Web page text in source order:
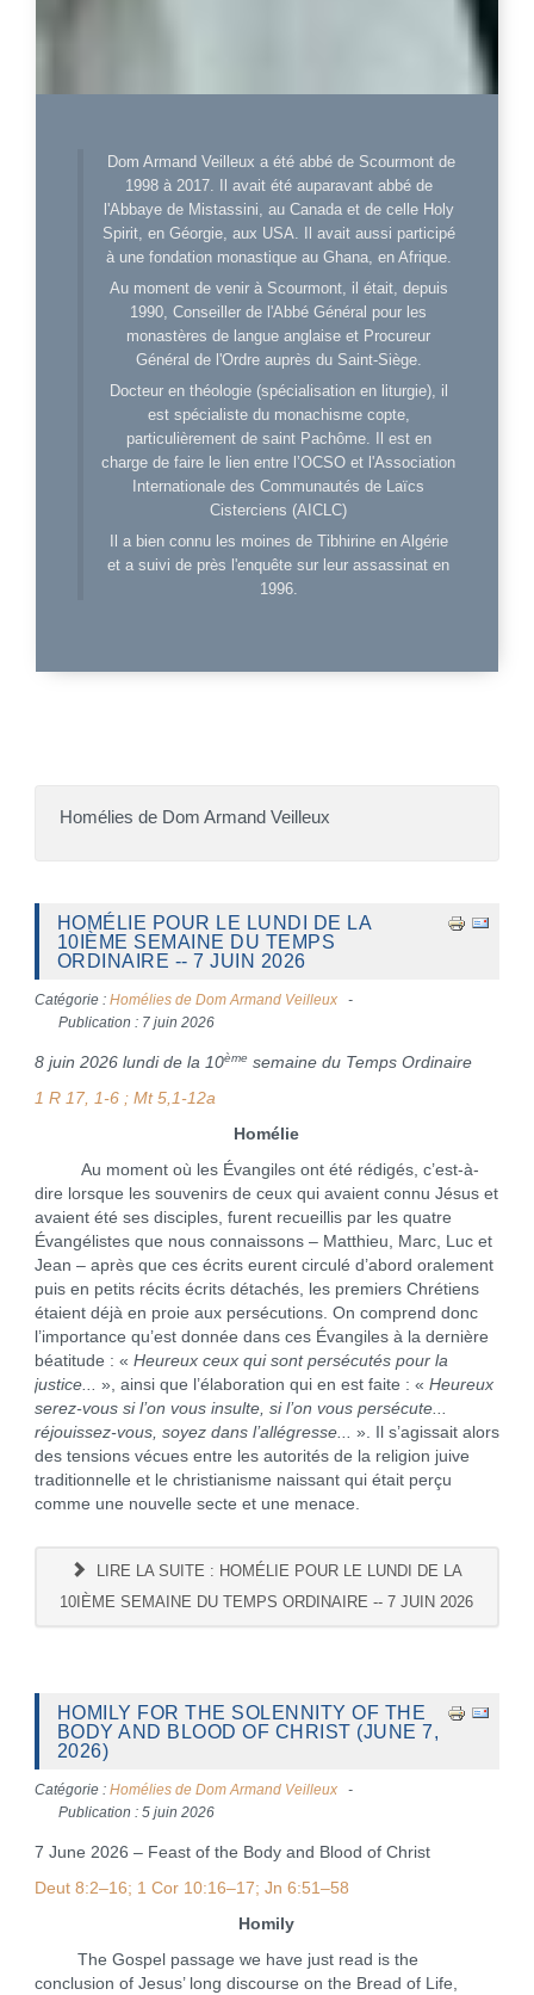
Dom Armand Veilleux a été abbé de Scourmont de
1998 à 2017. Il avait été auparavant abbé de
l'Abbaye de Mistassini, au Canada et de celle Holy
Spirit, en Géorgie, aux USA. Il avait aussi participé
à une fondation monastique au Ghana, en Afrique.
Au moment de venir à Scourmont, il était, depuis
1990, Conseiller de l'Abbé Général pour les
monastères de langue anglaise et Procureur
Général de l'Ordre auprès du Saint-Siège.
Docteur en théologie (spécialisation en liturgie), il
est spécialiste du monachisme copte,
particulièrement de saint Pachôme. Il est en
charge de faire le lien entre l’OCSO et l'Association
Internationale des Communautés de Laïcs
Cisterciens (AICLC)
Il a bien connu les moines de Tibhirine en Algérie
et a suivi de près l'enquête sur leur assassinat en
1996.
Homélies de Dom Armand Veilleux
HOMÉLIE POUR LE LUNDI DE LA
10IÈME SEMAINE DU TEMPS
ORDINAIRE -- 7 JUIN 2026
Catégorie : Homélies de Dom Armand Veilleux
Publication : 7 juin 2026
8 juin 2026 lundi de la 10ème semaine du Temps Ordinaire
1 R 17, 1-6 ; Mt 5,1-12a
Homélie
Au moment où les Évangiles ont été rédigés, c’est-à-
dire lorsque les souvenirs de ceux qui avaient connu Jésus et
avaient été ses disciples, furent recueillis par les quatre
Évangélistes que nous connaissons – Matthieu, Marc, Luc et
Jean – après que ces écrits eurent circulé d’abord oralement
puis en petits récits écrits détachés, les premiers Chrétiens
étaient déjà en proie aux persécutions. On comprend donc
l’importance qu’est donnée dans ces Évangiles à la dernière
béatitude : « Heureux ceux qui sont persécutés pour la
justice... », ainsi que l’élaboration qui en est faite : « Heureux
serez-vous si l’on vous insulte, si l’on vous persécute...
réjouissez-vous, soyez dans l’allégresse... ». Il s’agissait alors
des tensions vécues entre les autorités de la religion juive
traditionnelle et le christianisme naissant qui était perçu
comme une nouvelle secte et une menace.
LIRE LA SUITE : HOMÉLIE POUR LE LUNDI DE LA
10IÈME SEMAINE DU TEMPS ORDINAIRE -- 7 JUIN 2026
HOMILY FOR THE SOLENNITY OF THE
BODY AND BLOOD OF CHRIST (JUNE 7,
2026)
Catégorie : Homélies de Dom Armand Veilleux
Publication : 5 juin 2026
7 June 2026 – Feast of the Body and Blood of Christ
Deut 8:2–16; 1 Cor 10:16–17; Jn 6:51–58
Homily
The Gospel passage we have just read is the
conclusion of Jesus’ long discourse on the Bread of Life,